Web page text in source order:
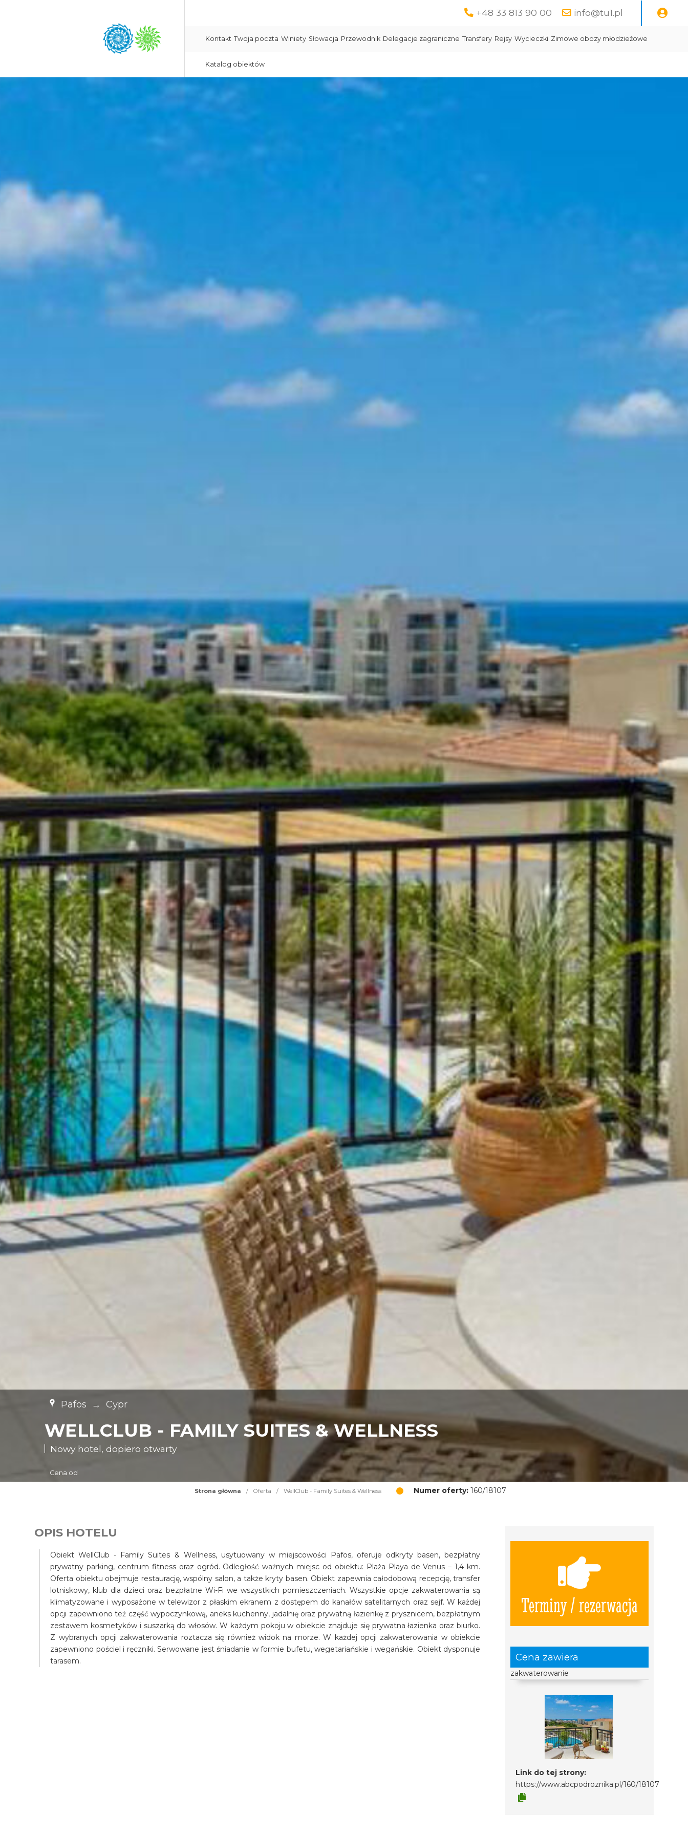
+48 33 813 90 00 info@tu1.pl
Kontakt Twoja poczta Winiety Słowacja Przewodnik Delegacje zagraniczne Transfery Rejsy Wycieczki Zimowe obozy młodzieżowe
Katalog obiektów
Pafos → Cypr
WELLCLUB - FAMILY SUITES & WELLNESS
Nowy hotel, dopiero otwarty
Cena od
Strona główna / Oferta / WellClub - Family Suites & Wellness Numer oferty: 160/18107
Terminy / rezerwacja
Cena zawiera
zakwaterowanie
Link do tej strony:
https://www.abcpodroznika.pl/160/18107
OPIS HOTELU
Obiekt WellClub - Family Suites & Wellness, usytuowany w miejscowości Pafos, oferuje odkryty basen, bezpłatny
prywatny parking, centrum fitness oraz ogród. Odległość ważnych miejsc od obiektu: Plaża Playa de Venus – 1,4 km.
Oferta obiektu obejmuje restaurację, wspólny salon, a także kryty basen. Obiekt zapewnia całodobową recepcję, transfer
lotniskowy, klub dla dzieci oraz bezpłatne Wi-Fi we wszystkich pomieszczeniach. Wszystkie opcje zakwaterowania są
klimatyzowane i wyposażone w telewizor z płaskim ekranem z dostępem do kanałów satelitarnych oraz sejf. W każdej
opcji zapewniono też część wypoczynkową, aneks kuchenny, jadalnię oraz prywatną łazienkę z prysznicem, bezpłatnym
zestawem kosmetyków i suszarką do włosów. W każdym pokoju w obiekcie znajduje się prywatna łazienka oraz biurko.
Z wybranych opcji zakwaterowania roztacza się również widok na morze. W każdej opcji zakwaterowania w obiekcie
zapewniono pościel i ręczniki. Serwowane jest śniadanie w formie bufetu, wegetariańskie i wegańskie. Obiekt dysponuje
tarasem.